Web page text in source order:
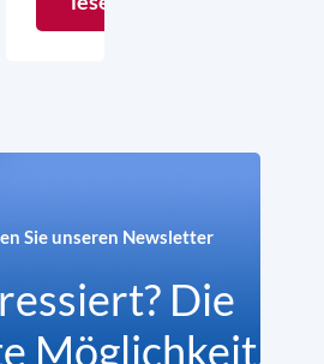
Sie unseren Newsletter
Die
Möglichkeit,